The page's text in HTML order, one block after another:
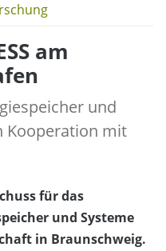
am
und
Kooperation mit
für das
und Systeme
in Braunschweig.